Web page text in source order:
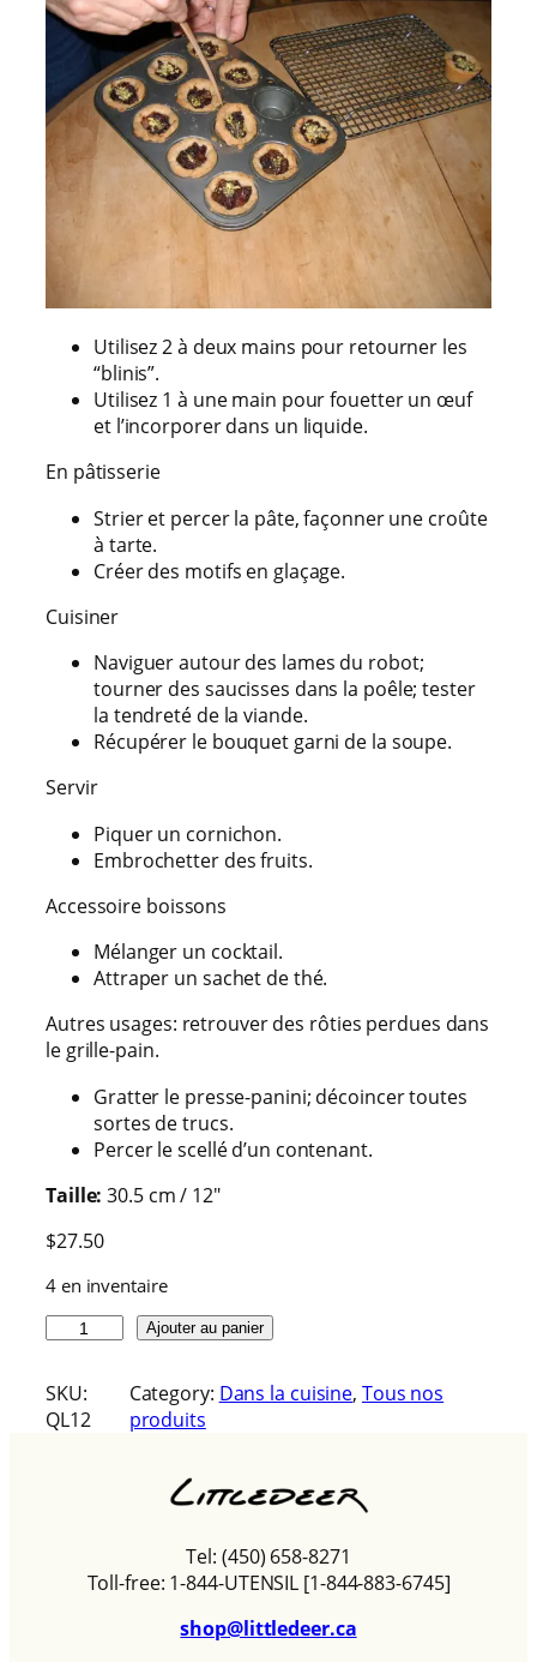
Utilisez 2 à deux mains pour retourner les
“blinis”.
Utilisez 1 à une main pour fouetter un œuf
et l’incorporer dans un liquide.
En pâtisserie
Strier et percer la pâte, façonner une croûte
à tarte.
Créer des motifs en glaçage.
Cuisiner
Naviguer autour des lames du robot;
tourner des saucisses dans la poêle; tester
la tendreté de la viande.
Récupérer le bouquet garni de la soupe.
Servir
Piquer un cornichon.
Embrochetter des fruits.
Accessoire boissons
Mélanger un cocktail.
Attraper un sachet de thé.
Autres usages: retrouver des rôties perdues dans
le grille-pain.
Gratter le presse-panini; décoincer toutes
sortes de trucs.
Percer le scellé d’un contenant.
Taille: 30.5 cm / 12″
$27.50
4 en inventaire
a
n
t
Ajouter au panier
SKU:
QL12
Category: Dans la cuisine, Tous nos
produits
Tel: (450) 658-8271
Toll-free: 1-844-UTENSIL [1-844-883-6745]
shop@littledeer.ca